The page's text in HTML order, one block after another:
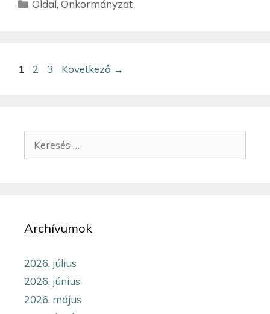
Oldal,Önkormányzat
1 2 3 Következő →
Archívumok
2026. július
2026. június
2026. május